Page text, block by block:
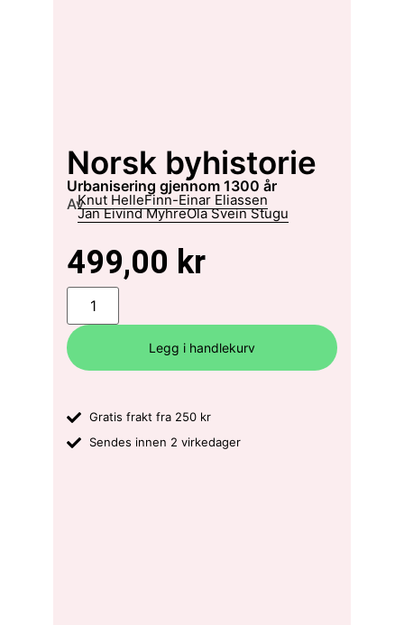
Norsk byhistorie
urbanisering gjennom 1300 år
AvKnut HelleFinn-Einar Eliassen
Jan Eivind MyhreOla Svein Stugu
499,00 kr
Legg i handlekurv
Gratis frakt fra 250 kr
Sendes innen 2 virkedager